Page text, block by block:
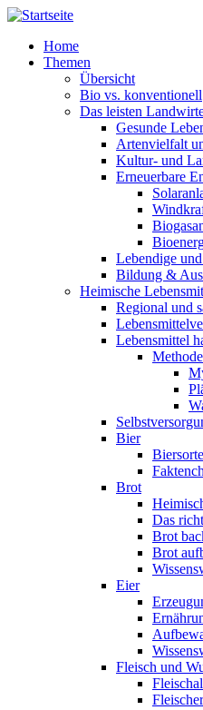
Direkt zum Inhalt
Home
Themen
Übersicht
Bio vs. konventionell
Das leisten
Gesunde
Artenvielfalt
Kultur- und
Erneuerbare
Lebendige
Bildung &
Heimische
Regional und
Lebensmittel
Bier
Brot
Das
Brot
Brot
Eier
Fleisch und